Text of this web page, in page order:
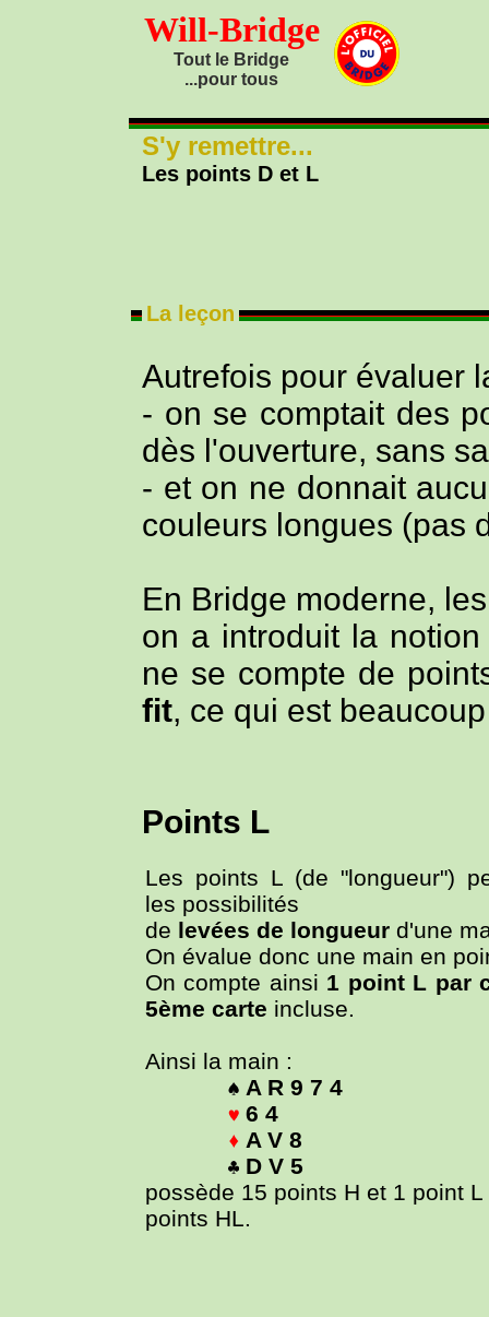
Will-Bridge
Tout le Bridge
...pour tous
S'y remettre...
Les points D et L
La leçon
Autrefois pour évaluer
- on se comptait des
dès l'ouverture, sans
- et on ne donnait
couleurs longues (pas
En Bridge moderne,
on a introduit la
ne se compte de
fit, ce qui est
Points L
Les points L (de "longueur")
les possibilités
de levées de longueur d'une
On évalue donc une main en
On compte ainsi 1 point L par
5ème carte incluse.
Ainsi la main :
A R 9 7 4
6 4
A V 8
D V 5
possède 15 points H et 1 point
points HL.